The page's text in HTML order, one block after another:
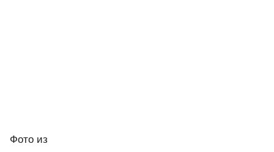
Фото из